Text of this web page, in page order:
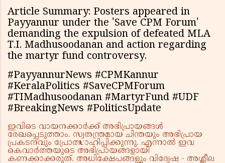
Article Summary: Posters appeared in
Payyannur under the 'Save CPM Forum'
demanding the expulsion of defeated MLA
T.I. Madhusoodanan and action regarding
the martyr fund controversy.
#PayyannurNews #CPMKannur
#KeralaPolitics #SaveCPMForum
#TIMadhusoodanan #MartyrFund #UDF
#BreakingNews #PoliticsUpdate
ഇവിടെ വായനക്കാർക്ക് അഭിപ്രായങ്ങൾ
രേഖപ്പെടുത്താം. സ്വതന്ത്രമായ ചിന്തയും അഭിപ്രായ
പ്രകടനവും പ്രോത്സാഹിപ്പിക്കുന്നു. എന്നാൽ ഇവ
കെവാർത്തയുടെ അഭിപ്രായങ്ങളായി
കണക്കാക്കരുത്. അധിക്ഷേപങ്ങളും വിദ്വേഷ - അശ്ലീല